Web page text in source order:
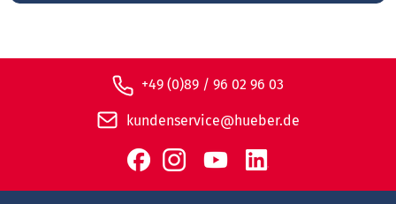
+49 (0)89 / 96 02 96 03
kundenservice@hueber.de